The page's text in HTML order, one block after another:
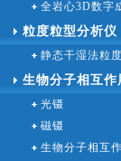
全岩心3D数字
粒度粒型分析仪
静态干湿法粒
生物分子相互作
光镊
磁镊
生物分子相互